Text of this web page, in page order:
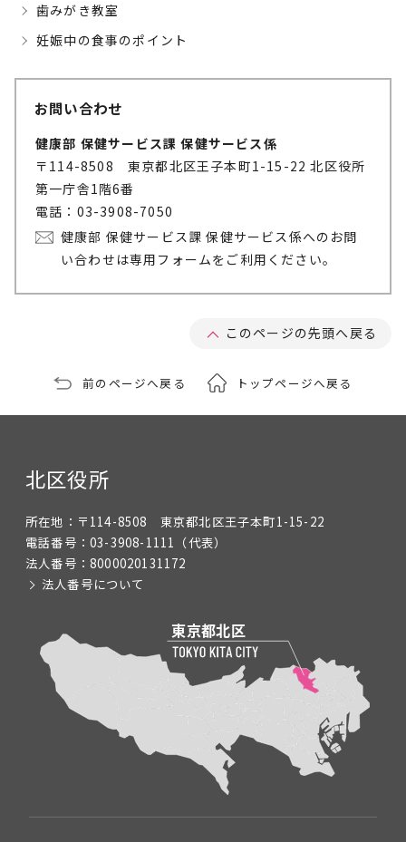
歯みがき教室
妊娠中の食事のポイント
お問い合わせ
健康部 保健サービス課 保健サービス係
〒114-8508 東京都北区王子本町1-15-22 北区役所
第一庁舎1階6番
電話：03-3908-7050
健康部 保健サービス課 保健サービス係へのお問
い合わせは専用フォームをご利用ください。
このページの先頭へ戻る
前のページへ戻る トップページへ戻る
北区役所
所在地： 〒114-8508 東京都北区王子本町1-15-22
電話番号： 03-3908-1111 （代表）
法人番号： 8000020131172
法人番号について